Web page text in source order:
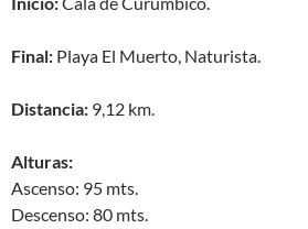
Final: Playa El Muerto, Naturista.
Distancia: 9,12 km.
Alturas:
Ascenso: 95 mts.
Descenso: 80 mts.